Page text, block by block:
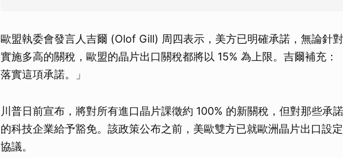
歐盟執委會發言人吉爾 (Olof Gill) 周四表示，美方已明確承諾，無論針
實施多高的關稅，歐盟的晶片出口關稅都將以 15% 為上限。吉爾補充：
落實這項承諾。」
川普日前宣布，將對所有進口晶片課徵約 100% 的新關稅，但對那些承
的科技企業給予豁免。該政策公布之前，美歐雙方已就歐洲晶片出口設
協議。